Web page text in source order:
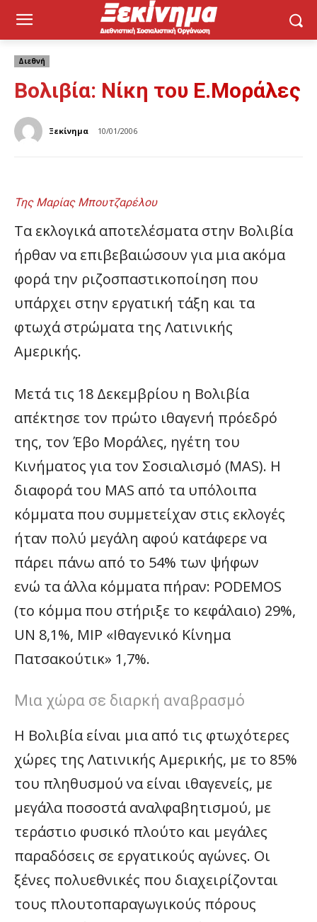
Διεθνή
Βολιβία: Νίκη του Ε.Μοράλες
Ξεκίνημα 10/01/2006
Της Μαρίας Μπουτζαρέλου
Τα εκλογικά αποτελέσματα στην Βολιβία
ήρθαν να επιβεβαιώσουν για μια ακόμα
φορά την ριζοσπαστικοποίηση που
υπάρχει στην εργατική τάξη και τα
φτωχά στρώματα της Λατινικής
Αμερικής.
Μετά τις 18 Δεκεμβρίου η Βολιβία
απέκτησε τον πρώτο ιθαγενή πρόεδρό
της, τον Έβο Μοράλες, ηγέτη του
Κινήματος για τον Σοσιαλισμό (MAS). Η
διαφορά του MAS από τα υπόλοιπα
κόμματα που συμμετείχαν στις εκλογές
ήταν πολύ μεγάλη αφού κατάφερε να
πάρει πάνω από το 54% των ψήφων
ενώ τα άλλα κόμματα πήραν: PODEMOS
(το κόμμα που στήριξε το κεφάλαιο) 29%,
UN 8,1%, MIP «Ιθαγενικό Κίνημα
Πατσακούτικ» 1,7%.
Μια χώρα σε διαρκή αναβρασμό
Η Βολιβία είναι μια από τις φτωχότερες
χώρες της Λατινικής Αμερικής, με το 85%
του πληθυσμού να είναι ιθαγενείς, με
μεγάλα ποσοστά αναλφαβητισμού, με
τεράστιο φυσικό πλούτο και μεγάλες
παραδόσεις σε εργατικούς αγώνες. Οι
ξένες πολυεθνικές που διαχειρίζονται
τους πλουτοπαραγωγικούς πόρους